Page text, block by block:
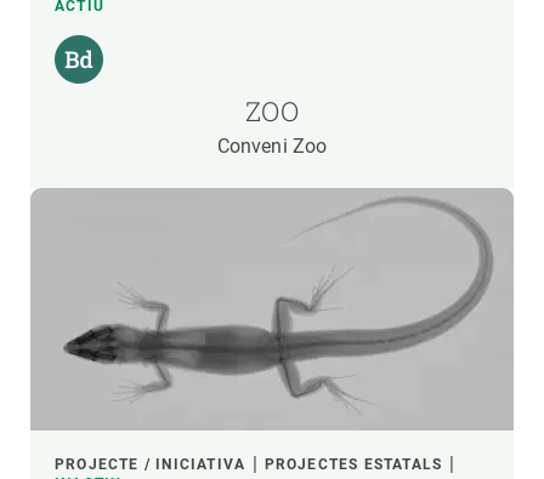
ACTIU
ZOO
Conveni Zoo
PROJECTE / INICIATIVA
PROJECTES ESTATALS